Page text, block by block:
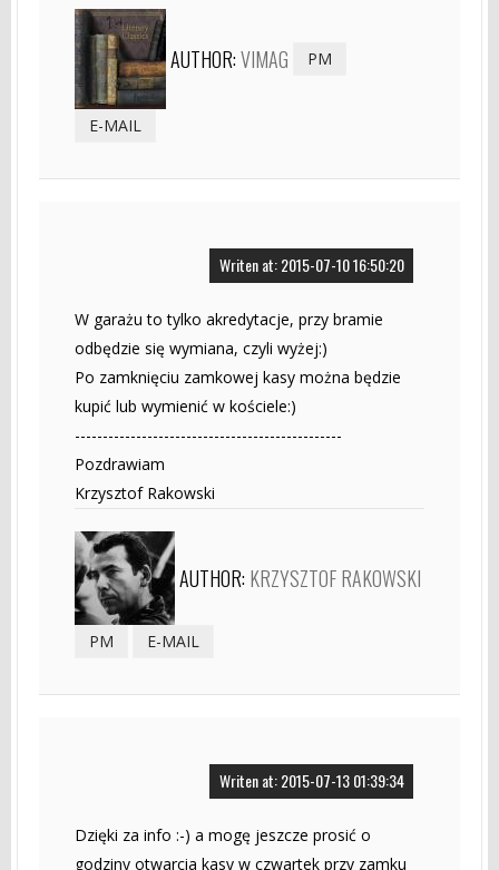
AUTHOR:VIMAG PM
E-MAIL
Writen at: 2015-07-10 16:50:20
W garażu to tylko akredytacje, przy bramie
odbędzie się wymiana, czyli wyżej:)
Po zamknięciu zamkowej kasy można będzie
kupić lub wymienić w kościele:)
------------------------------------------------
Pozdrawiam
Krzysztof Rakowski
AUTHOR: KRZYSZTOF RAKOWSKI
PM E-MAIL
Writen at: 2015-07-13 01:39:34
Dzięki za info :-) a mogę jeszcze prosić o
godziny otwarcia kasy w czwartek przy zamku